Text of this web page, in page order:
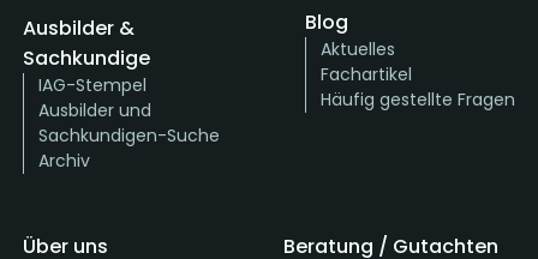
Ausbilder &
Sachkundige
IAG-Stempel
Ausbilder und
Sachkundigen-Suche
Archiv
Blog
Aktuelles
Fachartikel
Häufig gestellte Fragen
Über uns Beratung / Gutachten